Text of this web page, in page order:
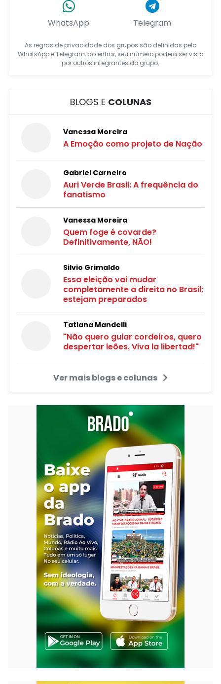
WhatsApp Telegram
As regras de privacidade dos grupos são definidas pelo
WhatsApp e Telegram, ao entrar, seu número poderá ser visto
por outros integrantes do grupo.
BLOGS E COLUNAS
Vanessa Moreira
A Emoção como projeto de Nação
Gabriel Carneiro
Auri Verde Brasil: A frequência do
fanatismo
Vanessa Moreira
Quem foge é covarde?
Definitivamente, NÃO!
Silvio Grimaldo
Essa eleição vai mudar
completamente a direita no Brasil;
estejam preparados
Tatiana Mandelli
"Não quero guiar cordeiros, quero
despertar leões. Viva la libertad!"
Ver mais blogs e colunas